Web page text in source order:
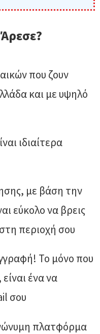
που ζουν
και με υψηλό
ιδιαίτερα
με βάση την
εύκολο να βρεις
περιοχή σου
Το μόνο που
ένα να
σου
πλατφόρμα